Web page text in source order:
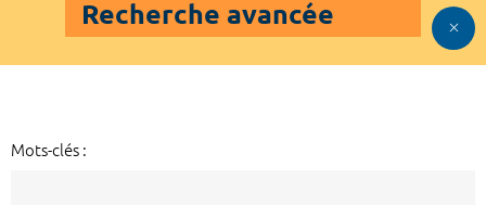
Recherche avancée
Mots-clés :